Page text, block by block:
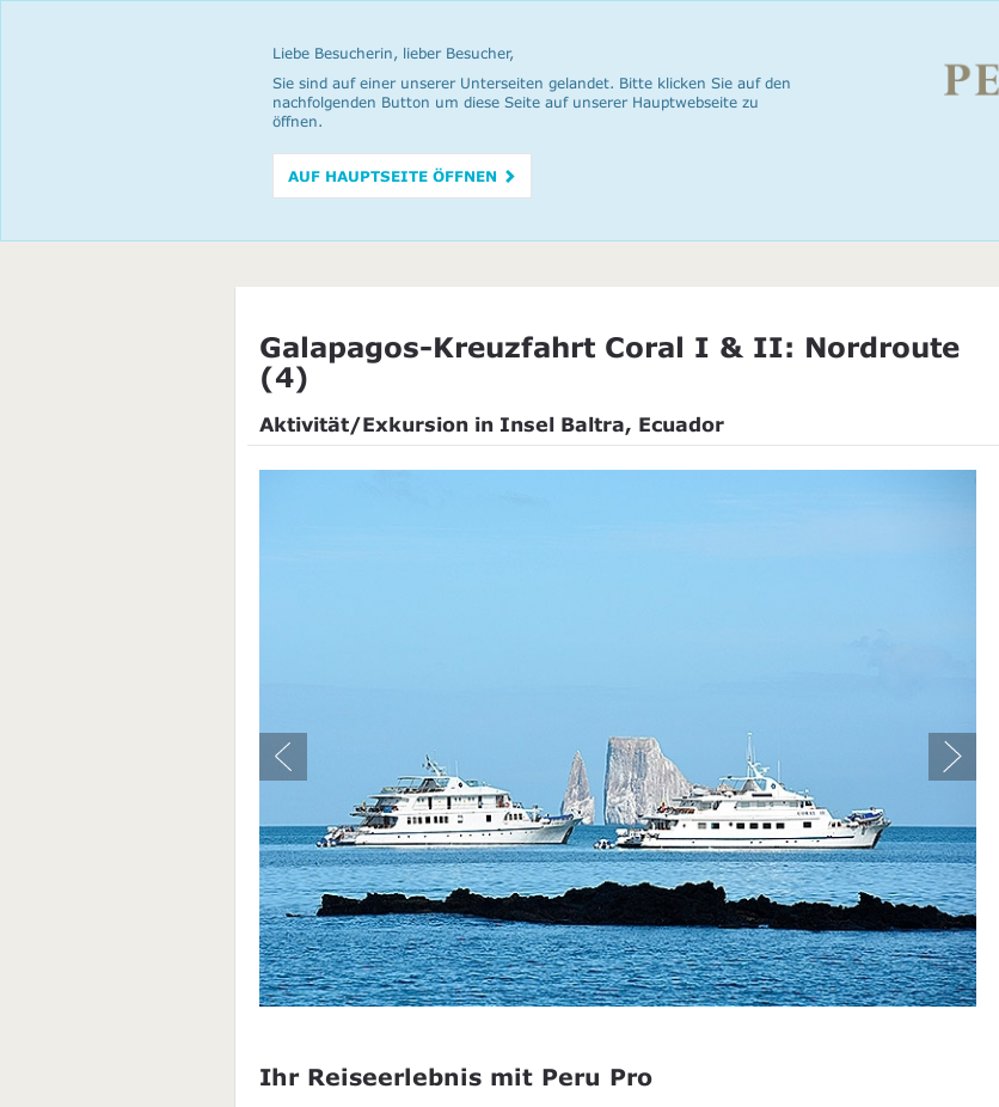
Liebe Besucherin, lieber Besucher,
Sie sind auf einer unserer Unterseiten gelandet. Bitte klicken Sie auf den
nachfolgenden Button um diese Seite auf unserer Hauptwebseite zu
öffnen.
AUF HAUPTSEITE ÖFFNEN
Galapagos-Kreuzfahrt Coral I & II: Nordroute
(4)
Aktivität/Exkursion in Insel Baltra, Ecuador
Ihr Reiseerlebnis mit Peru Pro